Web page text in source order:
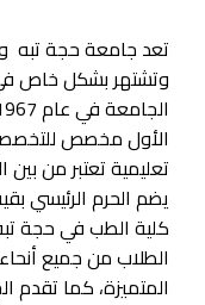
تعد جامعة حجة تبه
وتشتهر بشكل خاص في
الأول مخصص
تعليمية تعتبر من بين
يضم الحرم الرئيسي
كلية الطب في حجة
الطلاب من جميع